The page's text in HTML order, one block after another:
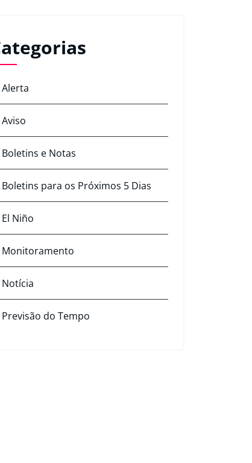
Alerta
Aviso
Boletins e Notas
Boletins para os Próximos 5 Dias
El Niño
Monitoramento
Notícia
Previsão do Tempo